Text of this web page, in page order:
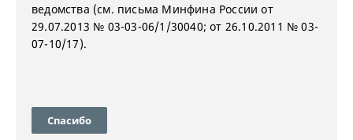
ведомства (см. письма Минфина России от
29.07.2013 № 03-03-06/1/30040; от 26.10.2011 № 03-
07-10/17).
Спасибо